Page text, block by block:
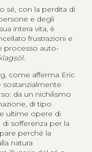
sé, con la perdita di
e degli
intera vita, è
frustrazioni e
processo auto-
.
come afferma Eric
sostanzialmente
da un nichilismo
di tipo
ultime opere di
sofferenza per la
perché la
natura